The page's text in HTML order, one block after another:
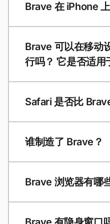
Brave 在 iPhone
Brave 可以在移动
行吗？ 它是否适用
Safari 是否比
谁制造了 Brave？
Brave 浏览器有哪